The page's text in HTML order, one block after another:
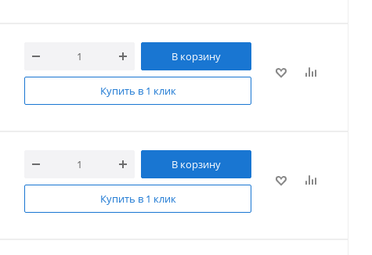
В корзину
Купить в 1 клик
В корзину
Купить в 1 клик